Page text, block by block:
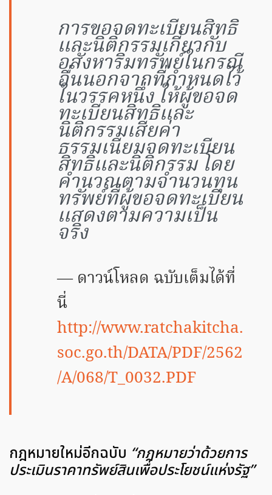
การขอจดทะเบียนสิทธิ
และนิติกรรมเกี่ยวกับ
อสังหาริมทรัพย์ในกรณี
อื่นนอกจากที่กำหนดไว้
ในวรรคหนึ่ง ให้ผู้ขอจด
ทะเบียนสิทธิและ
นิติกรรมเสียค่า
ธรรมเนียมจดทะเบียน
สิทธิและนิติกรรม โดย
คำนวณตามจำนวนทุน
ทรัพย์ที่ผู้ขอจดทะเบียน
แสดงตามความเป็น
จริง
ดาวน์โหลด ฉบับเต็มได้ที่
นี่
http://www.ratchakitcha.
soc.go.th/DATA/PDF/2562
/A/068/T_0032.PDF
กฎหมายใหม่อีกฉบับ “กฎหมายว่าด้วยการ
ประเมินราคาทรัพย์สินเพื่อประโยชน์แห่งรัฐ”